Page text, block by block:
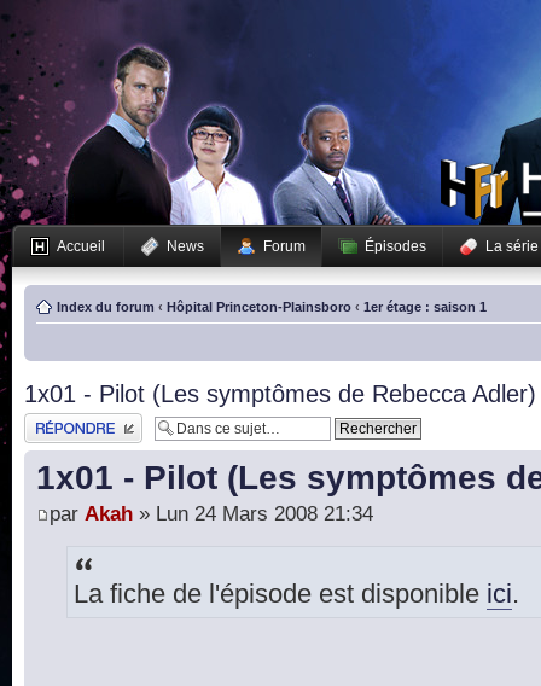
Accueil News Forum Épisodes La série
Index du forum ‹ Hôpital Princeton-Plainsboro ‹ 1er étage : saison 1
1x01 - Pilot (Les symptômes de Rebecca Adler)
Publier une réponse
1x01 - Pilot (Les symptômes
par Akah » Lun 24 Mars 2008 21:34
La fiche de l'épisode est disponible ici.